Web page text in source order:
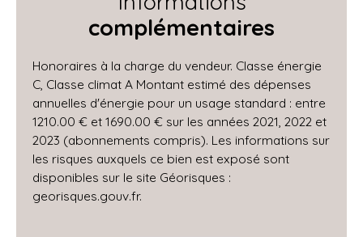
complémentaires
Honoraires à la charge du vendeur. Classe énergie
C, Classe climat A Montant estimé des dépenses
annuelles d'énergie pour un usage standard : entre
1210.00 € et 1690.00 € sur les années 2021, 2022 et
2023 (abonnements compris). Les informations sur
les risques auxquels ce bien est exposé sont
disponibles sur le site Géorisques :
georisques.gouv.fr.